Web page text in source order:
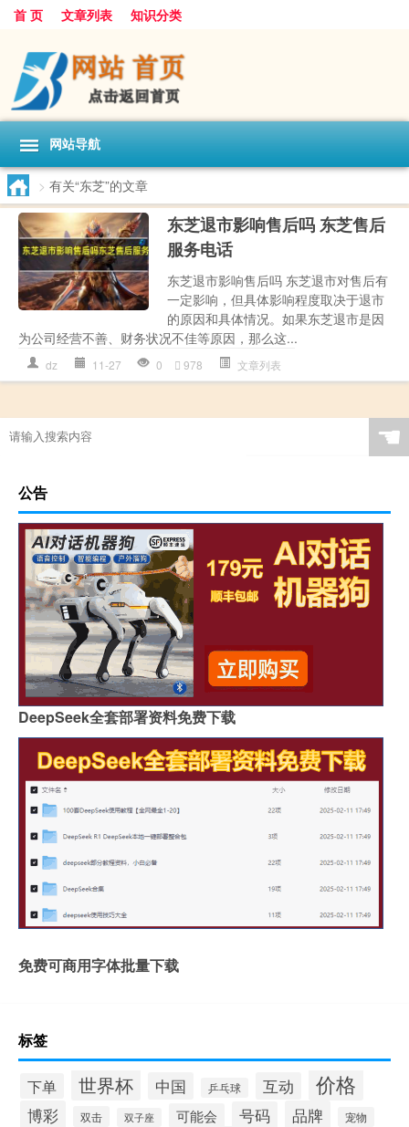
首 页 文章列表 知识分类
网站导航
> 有关“东芝”的文章
东芝退市影响售后吗 东芝售后
服务电话
东芝退市影响售后吗 东芝退市对售后有
一定影响，但具体影响程度取决于退市
的原因和具体情况。如果东芝退市是因
为公司经营不善、财务状况不佳等原因，那么这...
dz 11-27 0 978 文章列表
☚
公告
DeepSeek全套部署资料免费下载
免费可商用字体批量下载
标签
下单 世界杯 中国 乒乓球 互动 价格
博彩 双击 双子座 可能会 号码 品牌 宠物